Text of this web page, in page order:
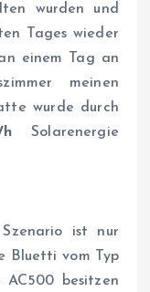
wurden und
Tages wieder
einem Tag an
meinen
wurde durch
Solarenergie
ist nur
Bluetti vom Typ
AC500 besitzen